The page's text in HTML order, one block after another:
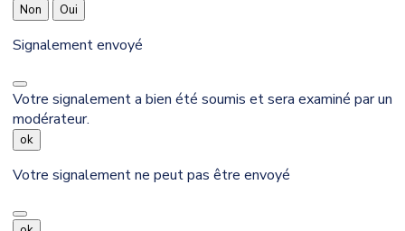
Non Oui
Signalement envoyé
Votre signalement a bien été soumis et sera examiné par un
modérateur.
ok
Votre signalement ne peut pas être envoyé